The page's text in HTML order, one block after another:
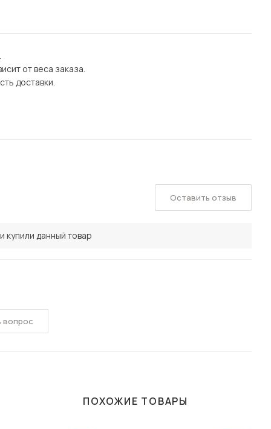
от веса заказа.
доставки.
купили данный товар
Оставить отзыв
вопрос
ПОХОЖИЕ ТОВАРЫ